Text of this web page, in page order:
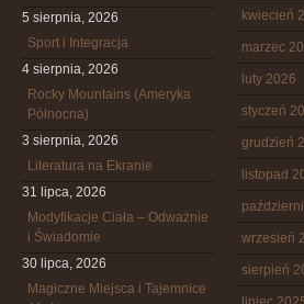
5 sierpnia, 2026
Sport i Integracja
4 sierpnia, 2026
Rocky Mountains (Ameryka
Północna)
3 sierpnia, 2026
Literatura na Ekranie
31 lipca, 2026
Modyfikacje Ciała – Odważnie
i Świadomie
30 lipca, 2026
Magiczne Miejsca i Tajemnice
kwiecień
marzec
luty 2026
styczeń
grudzień
listopad
wrzesień
sierpień